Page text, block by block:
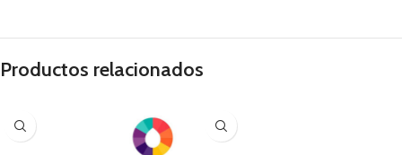
Productos relacionados